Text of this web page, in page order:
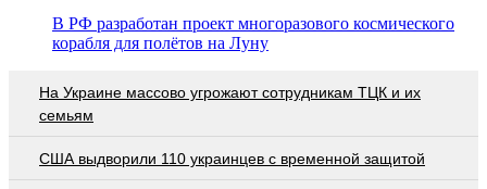
В РФ разработан проект многоразового космического
корабля для полётов на Луну
На Украине массово угрожают сотрудникам ТЦК и их
семьям
США выдворили 110 украинцев с временной защитой